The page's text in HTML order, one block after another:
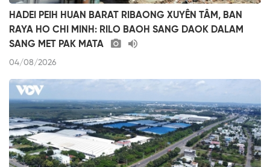
HADEI PEIH HUAN BARAT RIBAONG XUYÊN TÂM, BAN
RAYA HO CHI MINH: RILO BAOH SANG DAOK DALAM
SANG MET PAK MATA
04/08/2026